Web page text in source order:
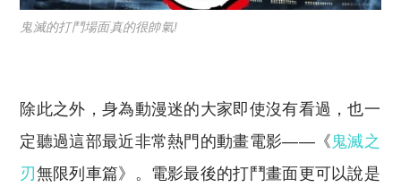
鬼滅的打鬥場面真的很帥氣!
除此之外，身為動漫迷的大家即使沒有看過，也一
定聽過這部最近非常熱門的動畫電影——《 鬼滅之
刃 無限列車篇》。電影最後的打鬥畫面更可以說是